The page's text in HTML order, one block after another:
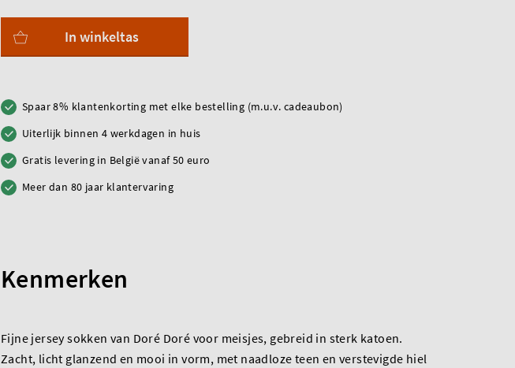
In winkeltas
Spaar 8% klantenkorting met elke bestelling (m.u.v. cadeaubon)
Uiterlijk binnen 4 werkdagen in huis
Gratis levering in België vanaf 50 euro
Meer dan 80 jaar klantervaring
Kenmerken
Fijne jersey sokken van Doré Doré voor meisjes, gebreid in sterk katoen.
Zacht, licht glanzend en mooi in vorm, met naadloze teen en verstevigde hiel